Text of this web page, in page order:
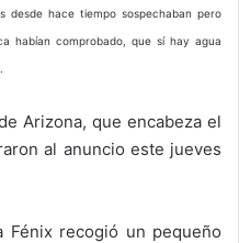
desde hace tiempo sospechaban pero
habían comprobado, que sí hay agua
Arizona, que encabeza el
al anuncio este jueves
Fénix recogió un pequeño